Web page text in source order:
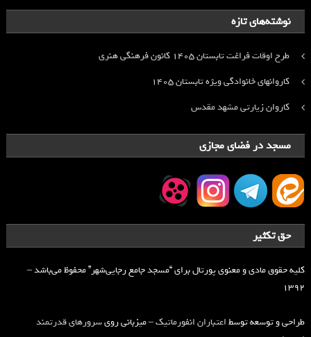
نوشته‌های تازه
طرح اوقات فراغت تابستان ۱۴۰۵ کانون فرهنگی هنری
کاروانهای خانوادگی ویژه تابستان ۱۴۰۵
کاروان زیارتی مشهد مقدس
مسجد در فضای مجازی
حق تکثیر
کلیه حقوق مادی و معنوی پورتال برای “مسجد جامع رجایی‌شهر” محفوظ می‌باشد –
۱۳۹۲
طراحی و توسعه توسطاعتباران انفورماتیک– میزبانی رویسرورهای قدرتمند